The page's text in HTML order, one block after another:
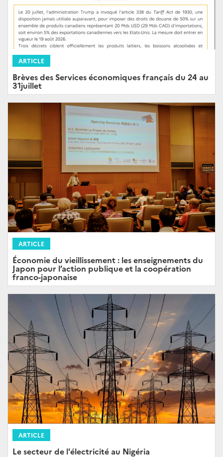
ARTICLE
Brèves des Services économiques français du 24 au
31juillet
ARTICLE
Économie du vieillissement : les enseignements du
Japon pour l’action publique et la coopération
franco-japonaise
ARTICLE
Le secteur de l'électricité au Nigéria